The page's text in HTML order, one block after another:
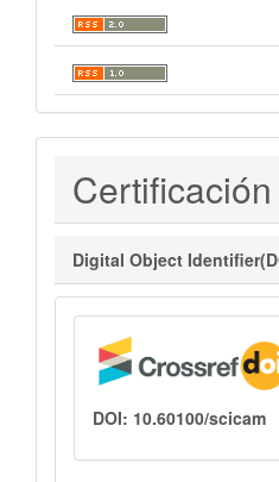
Certificaciones
Certificación
Digital Object
DOI: 10.60100/scicam